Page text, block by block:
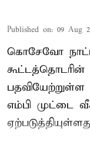
Published on: 09 Aug
கொசேவோ
பதவியேற்றுள்ள
எம்பி முட்டை